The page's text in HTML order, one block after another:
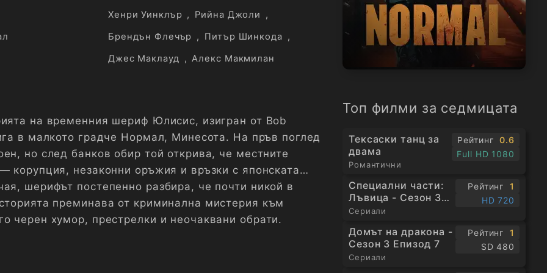
Топ филми за седмицата
Тексаски танц за
двама
Романтични
Рейтинг
0.6
Full HD 1080
Специални части:
Лъвица - Сезон 3
Епизод 1
Сериали
Рейтинг
1
HD 720
Домът на дракона -
Сезон 3 Епизод 7
Сериали
Рейтинг
1
SD 480
Хенри Уинклър , Рийна Джоли
,
Брендън Флечър
, Питър Шинкода ,
Джес Маклауд , Алекс Макмилан
на временния шериф Юлисис, изигран от Bob
в малкото градче Нормал, Минесота. На пръв поглед
но след банков обир той открива, че местните
корупция, незаконни оръжия и връзки с японската
шерифът постепенно разбира, че почти никой в
преминава от криминална мистерия към
черен хумор, престрелки и неочаквани обрати.